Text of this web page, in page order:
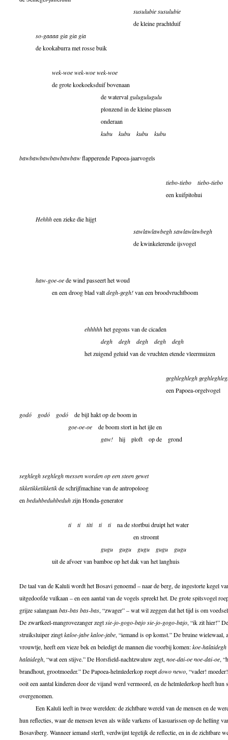
susulubie susulubie
de kleine prachtduif
so-gaaaa gia gia gia
de kookaburra met rosse buik
wek-woe wek-woe wek-woe
de grote koekoeksduif bovenaan
de waterval gulugulugulu
plonzend in de kleine plassen
onderaan
kubu
kubu kubu kubu
bawbawbawbawbawbawflapperende Papoea-jaarvogels
tiebo-tiebo
tiebo-tiebo
een kuifpitohui
Hehhheen zieke die hijgt
sawlawlawbegh sawlawlawbegh
de kwinkelerende ijsvogel
haw-goe-oede wind passeert het woud
en een droog blad valtdegh-gegh!van een broodvruchtboom
ehhhhhhet gegons van de cicaden
degh
degh degh degh
degh
het zuigend geluid van de vruchten etende vleermuizen
geghleghlegh
een Papoea-orgelvogel
godó godó godó de bijl hakt op de boom in
goe-oe-oe de boom stort in het ijle en
gaw! hij ploft op de grond
seghlegh seghlegh messen worden op een steen gewet
tikketikketikketikde schrijfmachine van de antropoloog
en beduhbeduhbeduhzijn Honda-generator
ti ti titi ti tina de stortbui druipt het water
en stroomt
gugu
gugu gugu gugu
gugu
uit de afvoer van bamboe op het dak van het langhuis
De taal van de Kaluli wordt het Bosavi genoemd – naar de berg, de ingestorte kegel
uitgedoofde vulkaan – en een aantal van de vogels spreekt het. De grote spitsvogel
grijze salangaan bas-bas bas-bas, “zwager” – wat wil zeggen dat het tijd is om
De zwartkeel-mangrovezanger zegtsie-jo-gogo-bajo sie-jo-gogo-bajo, “ik zit hier!”
struiksluiper zingtkaloe-jabe kaloe-jabe, “iemand is op komst.” De bruine wielewaal,
vrouwtje, heeft een vieze bek en beledigt de mannen die voorbij komen:koe-halaidegh
halaidegh, “wat een stijve.” De Horsfield-nachtzwaluw zegt, noe-dai-oe noe-dai-oe,
brandhout, grootmoeder.” De Papoea-helmlederkop roeptdowo newo, “vader!
ooit een aantal kinderen door de vijand werd vermoord, en de helmlederkop heeft hun
overgenomen.
Een Kaluli leeft in twee werelden: de zichtbare wereld van de mensen en de
hun reflecties, waar de mensen leven als wilde varkens of kasuarissen op de helling
Bosaviberg. Wanneer iemand sterft, verdwijnt tegelijk de reflectie, en in de zichtbare